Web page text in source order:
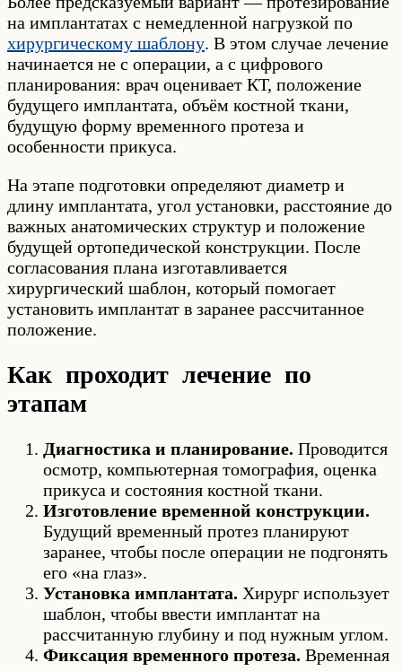
на имплантатах с немедленной нагрузкой по
хирургическому шаблону. В этом случае лечение
начинается не с операции, а с цифрового
планирования: врач оценивает КТ, положение
будущего имплантата, объём костной ткани,
будущую форму временного протеза и
особенности прикуса.
На этапе подготовки определяют диаметр и
длину имплантата, угол установки, расстояние до
важных анатомических структур и положение
будущей ортопедической конструкции. После
согласования плана изготавливается
хирургический шаблон, который помогает
установить имплантат в заранее рассчитанное
положение.
Как проходит лечение по
этапам
Диагностика и планирование. Проводится
осмотр, компьютерная томография, оценка
прикуса и состояния костной ткани.
Изготовление временной конструкции.
Будущий временный протез планируют
заранее, чтобы после операции не подгонять
его «на глаз».
Установка имплантата. Хирург использует
шаблон, чтобы ввести имплантат на
рассчитанную глубину и под нужным углом.
Фиксация временного протеза. Временная